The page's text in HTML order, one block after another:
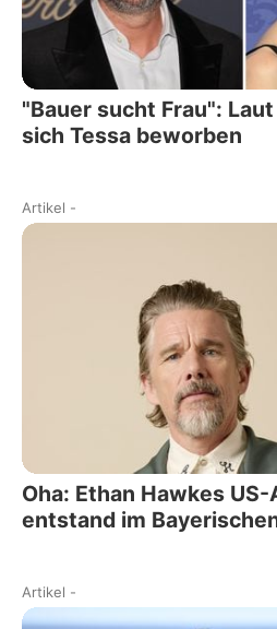
"Bauer sucht Frau":
sich Tessa beworben
Artikel -
Oha: Ethan Hawkes
entstand im
Artikel -